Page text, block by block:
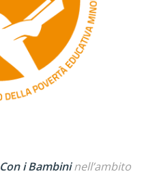
Con i Bambininell’ambito